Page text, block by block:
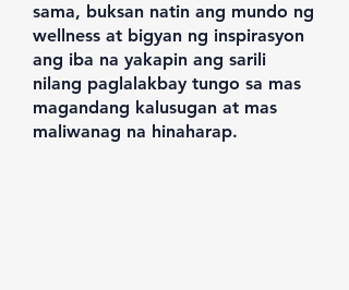
sama, buksan natin ang mundo ng
wellness at bigyan ng inspirasyon
ang iba na yakapin ang sarili
nilang paglalakbay tungo sa mas
magandang kalusugan at mas
maliwanag na hinaharap.